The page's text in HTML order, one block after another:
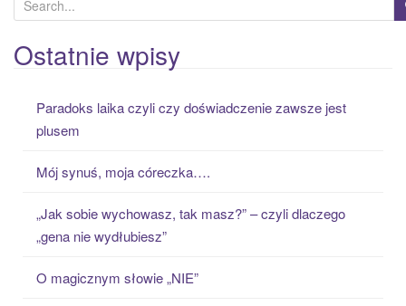
e
a
r
Ostatnie wpisy
Paradoks laika czyli czy doświadczenie zawsze jest
plusem
Mój synuś, moja córeczka….
„Jak sobie wychowasz, tak masz?” – czyli dlaczego
„gena nie wydłubiesz”
O magicznym słowie „NIE”